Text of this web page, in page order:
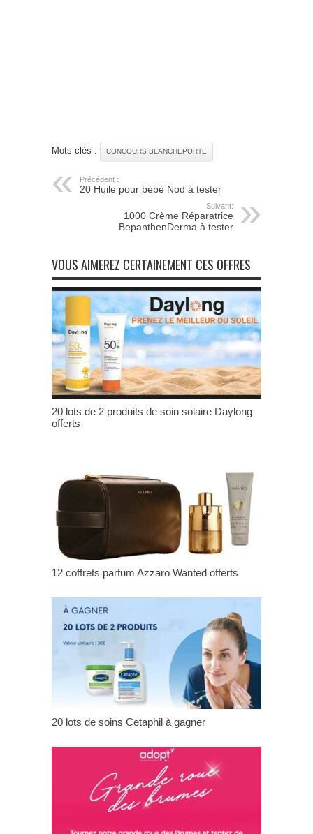
Mots clés : CONCOURS BLANCHEPORTE
Précédent :
20 Huile pour bébé Nod à tester
Suivant:
1000 Crème Réparatrice
BepanthenDerma à tester
VOUS AIMEREZ CERTAINEMENT CES OFFRES
20 lots de 2 produits de soin solaire Daylong
offerts
12 coffrets parfum Azzaro Wanted offerts
20 lots de soins Cetaphil à gagner